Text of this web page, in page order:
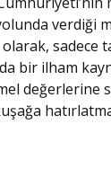
verdiği
sadece
bir ilham
değerlerine